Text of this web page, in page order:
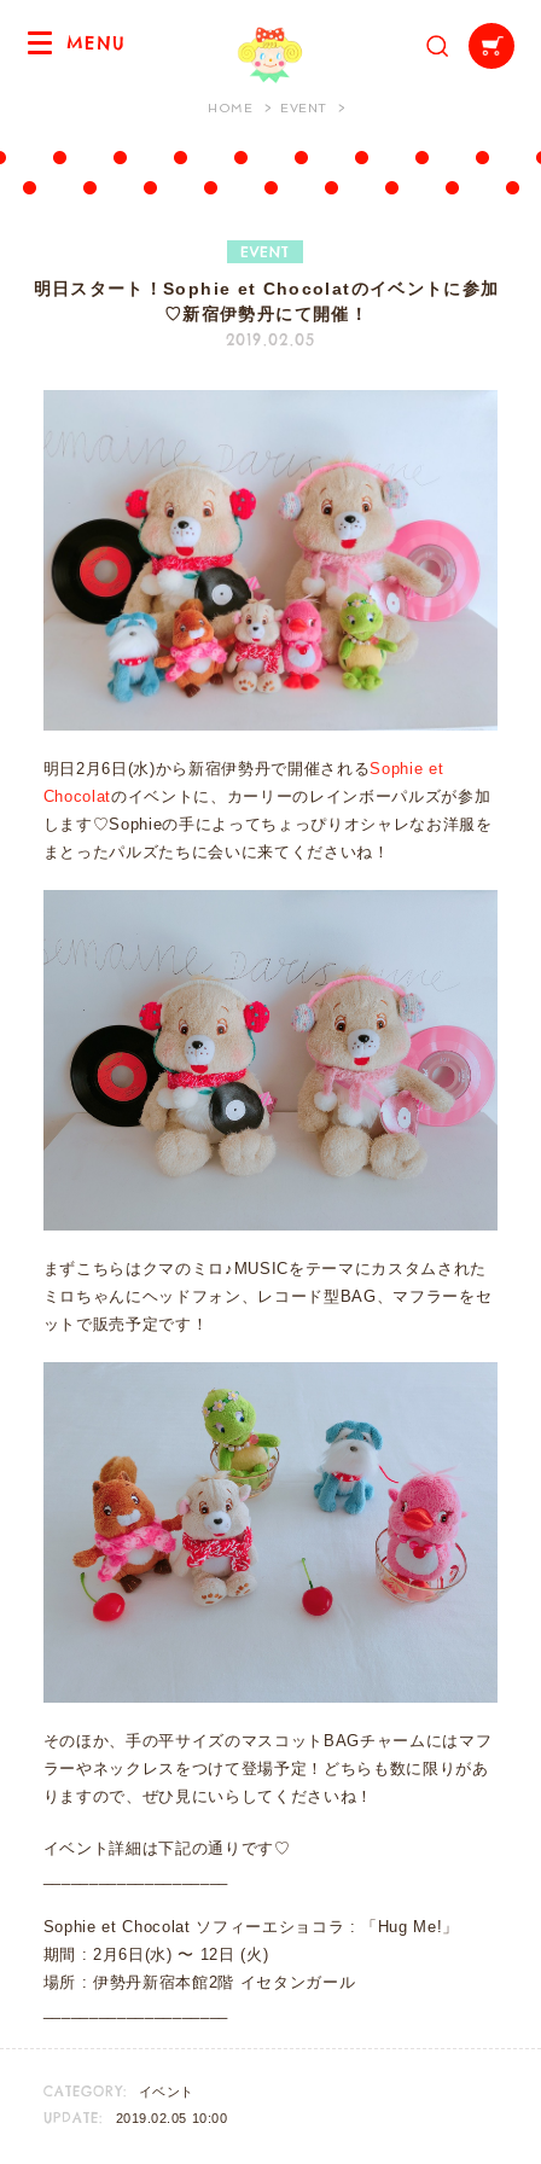
MENU
HOME EVENT
EVENT
明日スタート！Sophie et Chocolatのイベントに参加
♡新宿伊勢丹にて開催！
2019.02.05
明日2月6日(水)から新宿伊勢丹で開催されるSophie et
Chocolatのイベントに、カーリーのレインボーパルズが参加
します♡Sophieの手によってちょっぴりオシャレなお洋服を
まとったパルズたちに会いに来てくださいね！
まずこちらはクマのミロ♪MUSICをテーマにカスタムされた
ミロちゃんにヘッドフォン、レコード型BAG、マフラーをセ
ットで販売予定です！
そのほか、手の平サイズのマスコットBAGチャームにはマフ
ラーやネックレスをつけて登場予定！どちらも数に限りがあ
りますので、ぜひ見にいらしてくださいね！
イベント詳細は下記の通りです♡
Sophie et Chocolat ソフィーエショコラ : 「Hug Me!」
期間 : 2月6日(水) 〜 12日 (火)
場所 : 伊勢丹新宿本館2階 イセタンガール
CATEGORY: イベント
UPDATE: 2019.02.05 10:00